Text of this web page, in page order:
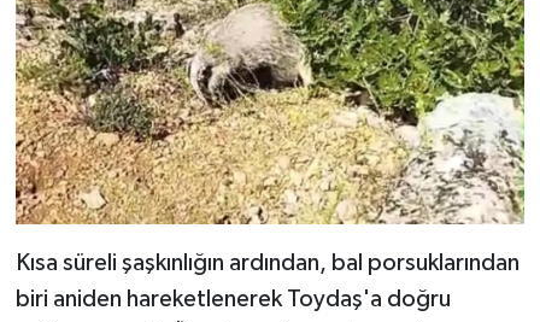
Kısa süreli şaşkınlığın ardından, bal porsuklarından
biri aniden hareketlenerek Toydaş'a doğru